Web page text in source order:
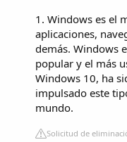
1. Windows es el
aplicaciones,
demás. Windows
popular y el más
Windows 10, ha
impulsado este
mundo.
Solicitud de